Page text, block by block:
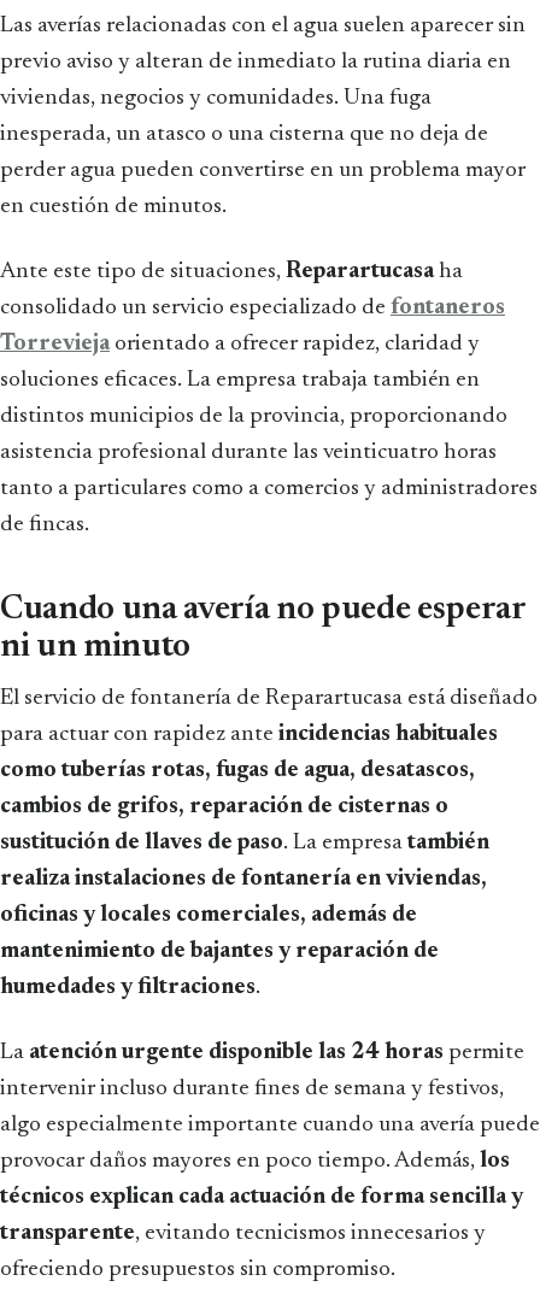
Las averías relacionadas con el agua suelen aparecer sin
previo aviso y alteran de inmediato la rutina diaria en
viviendas, negocios y comunidades. Una fuga
inesperada, un atasco o una cisterna que no deja de
perder agua pueden convertirse en un problema mayor
en cuestión de minutos.
Ante este tipo de situaciones, Reparartucasaha
consolidado un servicio especializado de fontaneros
Torreviejaorientado a ofrecer rapidez, claridad y
soluciones eficaces. La empresa trabaja también en
distintos municipios de la provincia, proporcionando
asistencia profesional durante las veinticuatro horas
tanto a particulares como a comercios y administradores
de fincas.
Cuando una avería no puede esperar
ni un minuto
El servicio de fontanería de Reparartucasa está diseñado
para actuar con rapidez ante incidencias habituales
como tuberías rotas, fugas de agua, desatascos,
cambios de grifos, reparación de cisternas o
sustitución de llaves de paso. La empresatambién
realiza instalaciones de fontanería en viviendas,
oficinas y locales comerciales, además de
mantenimiento de bajantes y reparación de
humedades y filtraciones.
La atención urgente disponible las 24 horas permite
intervenir incluso durante fines de semana y festivos,
algo especialmente importante cuando una avería puede
provocar daños mayores en poco tiempo. Además, los
técnicos explican cada actuación de forma sencilla y
transparente, evitando tecnicismos innecesarios y
ofreciendo presupuestos sin compromiso.